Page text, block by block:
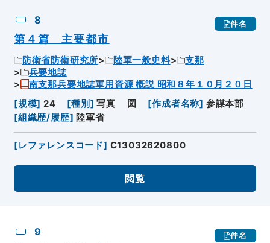
8 件名
第４篇 主要都市
防衛省防衛研究所 陸軍一般史料
支那
兵要地誌
南支那兵要地誌軍用資源 概説 昭和８年１０月２０日
[規模] 24 [種別 ] 写真 図 [作成者名称] 参謀本部
[組織歴/履歴] 陸軍省
[レファレンスコード] C13032620800
閲覧
9 件名